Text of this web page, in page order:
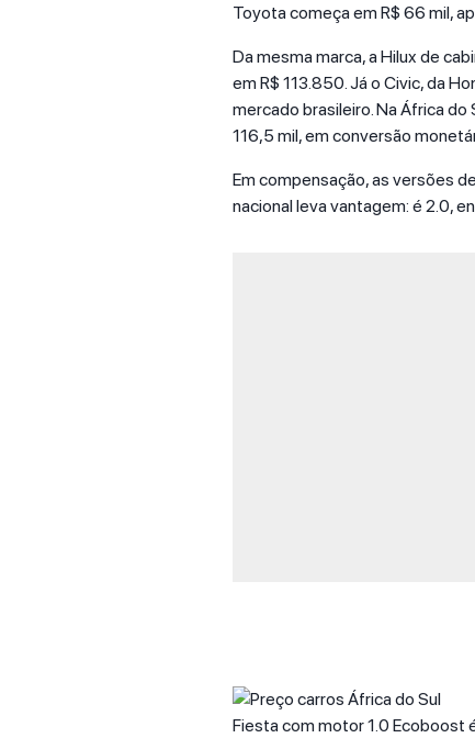
Toyota começa em R$ 66 mil,
Da mesma marca, a Hilux de
em R$ 113.850. Já o Civic, da
mercado brasileiro. Na África do
116,5 mil, em conversão
Em compensação, as versões
nacional leva vantagem: é 2.0,
Fiesta com motor 1.0 Ecoboost